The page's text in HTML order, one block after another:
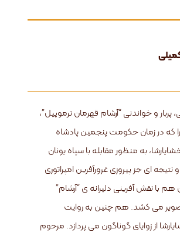
پربار و خواندنی “آرشام قهرمان ترموپیل”،
را که در زمان حکومت پنجمین پادشاه
به منظور مقابله با سپاه یونان
ای جز پیروزی غرورآفرین امپراتوری
با نقش آفرینی دلیرانه ی “آرشام”
می کشد. هم چنین به روایت
از زوایای گوناگون می پردازد. مرحوم